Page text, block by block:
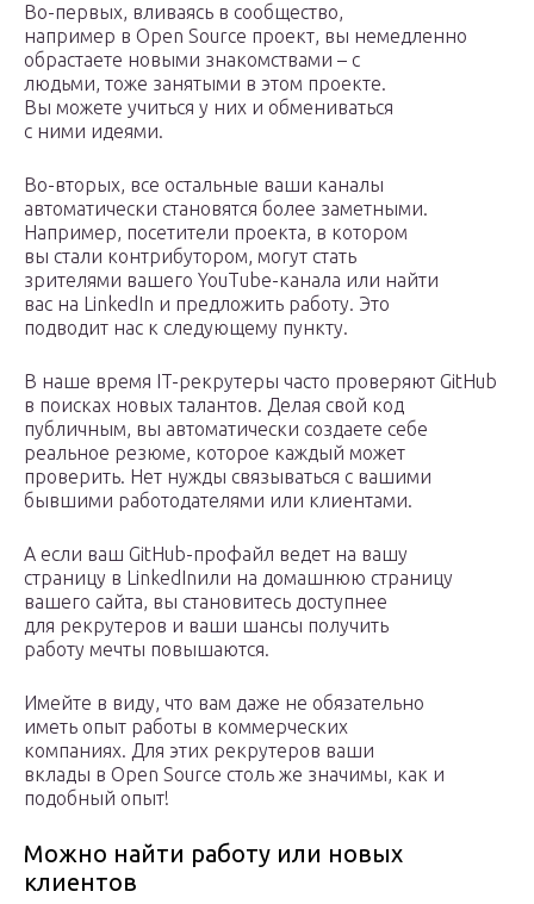
Во-первых, вливаясь в сообщество,
например в Open Source проект, вы немедленно
обрастаете новыми знакомствами – с
людьми, тоже занятыми в этом проекте.
Вы можете учиться у них и обмениваться
с ними идеями.
Во-вторых, все остальные ваши каналы
автоматически становятся более заметными.
Например, посетители проекта, в котором
вы стали контрибутором, могут стать
зрителями вашего YouTube-канала или найти
вас на LinkedIn и предложить работу. Это
подводит нас к следующему пункту.
В наше время IT-рекрутеры часто проверяют GitHub
в поисках новых талантов. Делая свой код
публичным, вы автоматически создаете себе
реальное резюме, которое каждый может
проверить. Нет нужды связываться с вашими
бывшими работодателями или клиентами.
А если ваш GitHub-профайл ведет на вашу
страницу в LinkedInили на домашнюю страницу
вашего сайта, вы становитесь доступнее
для рекрутеров и ваши шансы получить
работу мечты повышаются.
Имейте в виду, что вам даже не обязательно
иметь опыт работы в коммерческих
компаниях. Для этих рекрутеров ваши
вклады в Open Source столь же значимы, как и
подобный опыт!
Можно найти работу или новых
клиентов